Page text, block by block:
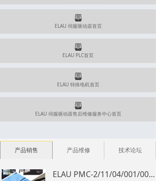
产品销售 产品维修 技术论坛
ELAU PMC-2/11/04/001/00/03/10/00/1K 施耐德ELAU一体伺服电机维修SM-140/30/290/P0/45/M1/B0
뀣
ELAU 伺服驱动器首页
뀣
ELAU PLC首页
뀣
ELAU 特殊电机首页
뀣
ELAU 伺服驱动器售后维修服务中心首页